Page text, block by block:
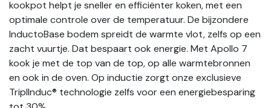
kookpot helpt je sneller en efficiënter koken, met een
optimale controle over de temperatuur. De bijzondere
InductoBase bodem spreidt de warmte vlot, zelfs op een
zacht vuurtje. Dat bespaart ook energie. Met Apollo 7
kook je met de top van de top, op alle warmtebronnen
en ook in de oven. Op inductie zorgt onze exclusieve
TriplInduc® technologie zelfs voor een energiebesparing